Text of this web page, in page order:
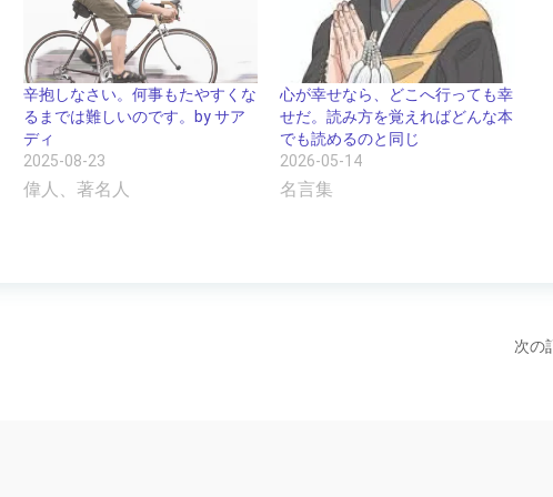
辛抱しなさい。何事もたやすくな
るまでは難しいのです。by サア
ディ
2025-08-23
偉人、著名人
心が幸せなら、どこへ行っても幸
せだ。読み方を覚えればどんな本
でも読めるのと同じ
2026-05-14
名言集
次の